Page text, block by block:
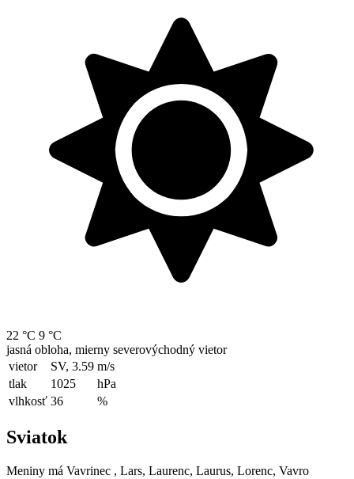
22 °C 9 °C
jasná obloha, mierny severovýchodný vietor
vietor
SV, 3.59 m/s
tlak
1025
hPa
vlhkosť 36 %
Sviatok
Meniny má Vavrinec , Lars, Laurenc, Laurus, Lorenc, Vavro